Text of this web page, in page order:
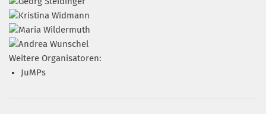
Weitere Organisatoren:
JuMPs